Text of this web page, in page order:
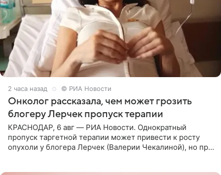
2 часа назад © РИА Новости
Онколог рассказала, чем может грозить
блогеру Лерчек пропуск терапии
КРАСНОДАР, 6 авг — РИА Новости. Однократный
пропуск таргетной терапии может привести к росту
опухоли у блогера Лерчек (Валерии Чекалиной), но при